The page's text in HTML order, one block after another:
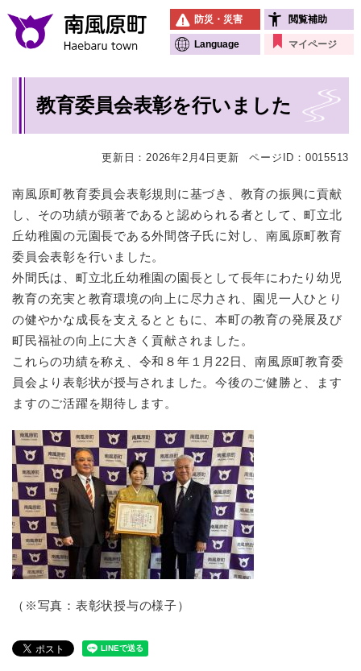
メニューを飛ばして本文へ
防災・災害 閲覧補助
Language マイページ
教育委員会表彰を行いました
更新日：2026年2月4日更新 ページID：0015513
南風原町教育委員会表彰規則に基づき、教育の振興に貢献
し、その功績が顕著であると認められる者として、町立北
丘幼稚園の元園長である外間啓子氏に対し、南風原町教育
委員会表彰を行いました。
外間氏は、町立北丘幼稚園の園長として長年にわたり幼児
教育の充実と教育環境の向上に尽力され、園児一人ひとり
の健やかな成長を支えるとともに、本町の教育の発展及び
町民福祉の向上に大きく貢献されました。
これらの功績を称え、令和８年１月22日、南風原町教育委
員会より表彰状が授与されました。今後のご健勝と、ます
ますのご活躍を期待します。
（※写真：表彰状授与の様子）